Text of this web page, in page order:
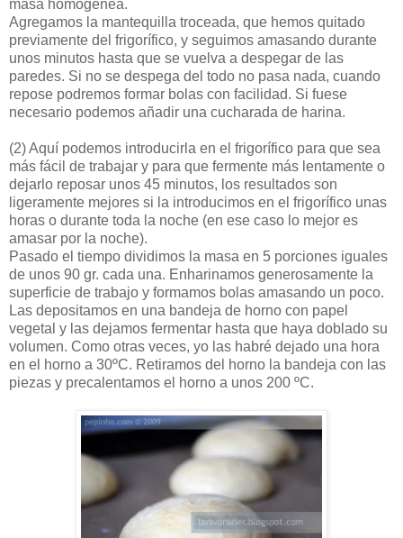
masa homogénea.
Agregamos la mantequilla troceada, que hemos quitado
previamente del frigorífico, y seguimos amasando durante
unos minutos hasta que se vuelva a despegar de las
paredes. Si no se despega del todo no pasa nada, cuando
repose podremos formar bolas con facilidad. Si fuese
necesario podemos añadir una cucharada de harina.
(2)Aquí podemos introducirla en el frigorífico para que sea
más fácil de trabajar y para que fermente más lentamente o
dejarlo reposar unos 45 minutos, los resultados son
ligeramente mejores si la introducimos en el frigorífico unas
horas o durante toda la noche (en ese caso lo mejor es
amasar por la noche).
Pasado el tiempo dividimos la masa en 5 porciones iguales
de unos 90 gr. cada una. Enharinamos generosamente la
superficie de trabajo y formamos bolas amasando un poco.
Las depositamos en una bandeja de horno con papel
vegetal y las dejamos fermentar hasta que haya doblado su
volumen. Como otras veces, yo las habré dejado una hora
en el horno a 30ºC. Retiramos del horno la bandeja con las
piezas y precalentamos el horno a unos 200 ºC.